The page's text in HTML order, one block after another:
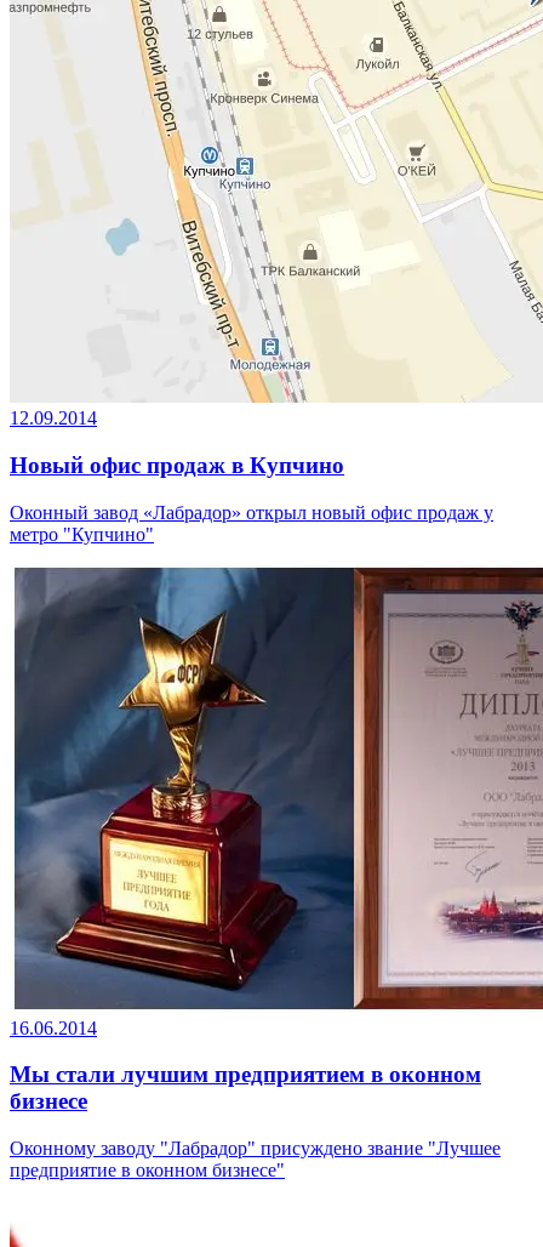
12.09.2014
Новый офис продаж в Купчино
Оконный завод «Лабрадор» открыл новый офис продаж у
метро "Купчино"
16.06.2014
Мы стали лучшим предприятием в оконном
бизнесе
Оконному заводу "Лабрадор" присуждено звание "Лучшее
предприятие в оконном бизнесе"